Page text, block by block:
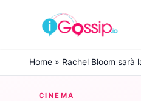
Skip to content
Home » Rachel Bloom sarà
CINEMA